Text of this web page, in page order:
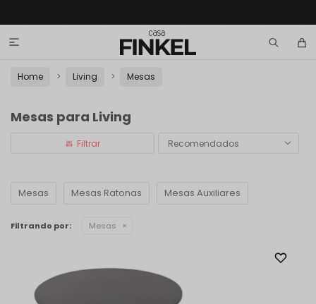

Home Living Mesas
Mesas para Living
Recomendados
Mesas Mesas Ratonas Mesas Auxiliares
Filtrando por: Mesas